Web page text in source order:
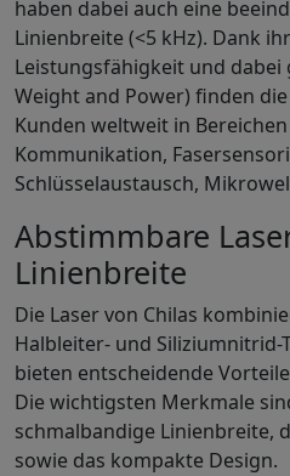
haben dabei auch eine
Linienbreite (<5 kHz). Dank
Leistungsfähigkeit und dabei
Weight and Power) finden
Kunden weltweit in
Kommunikation,
Schlüsselaustausch,
Abstimmbare
Linienbreite
Die Laser von Chilas
Halbleiter- und Siliziumnitrid-
bieten entscheidende
Die wichtigsten Merkmale
schmalbandige Linienbreite,
sowie das kompakte Design.